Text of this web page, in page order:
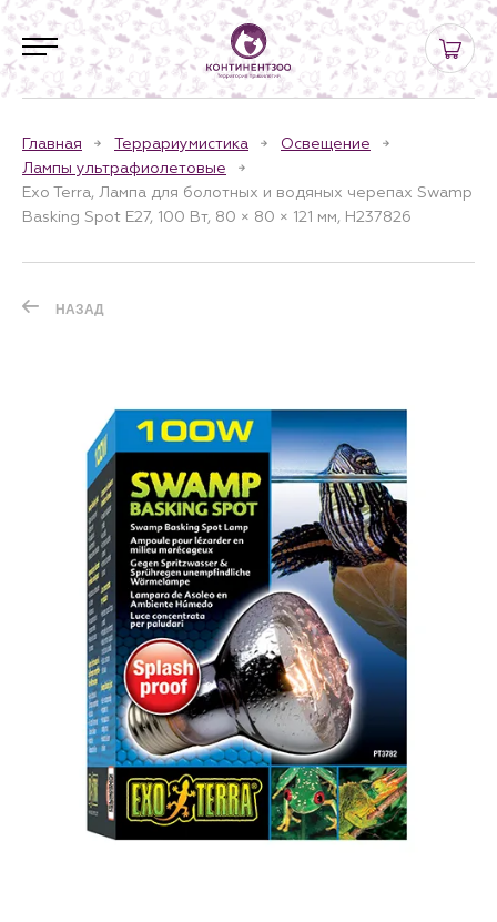
Главная Террариумистика
Освещение
Лампы ультрафиолетовые
Exo Terra, Лампа для болотных и водяных черепах Swamp
Basking Spot E27, 100 Вт, 80 × 80 × 121 мм, H237826
НАЗАД